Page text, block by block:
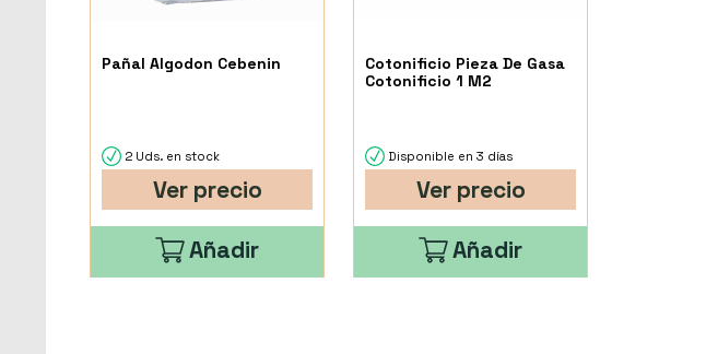
Pañal Algodon Cebenin
2 Uds. en stock
Ver precio
Añadir
Cotonificio Pieza De Gasa
Cotonificio 1 M2
Disponible en 3 días
Ver precio
Añadir